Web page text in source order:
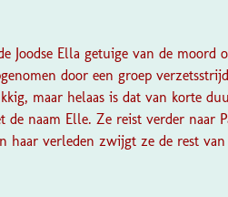
Joodse Ella getuige van de moord
door een groep
maar helaas is dat van korte
naam Elle. Ze reist verder naar
haar verleden zwijgt ze de rest